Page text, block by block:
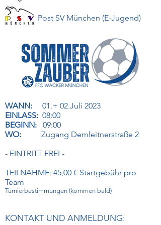
Post SV München (E-Jugend)
WANN:
01.+ 02.Juli 2023
EINLASS: 08:00
BEGINN: 09:00
WO: Zugang Demleitnerstraße 2
- EINTRITT FREI -
TEILNAHME: 45,00 € Startgebühr pro
Team
Turnierbestimmungen (kommen bald)
KONTAKT UND ANMELDUNG: